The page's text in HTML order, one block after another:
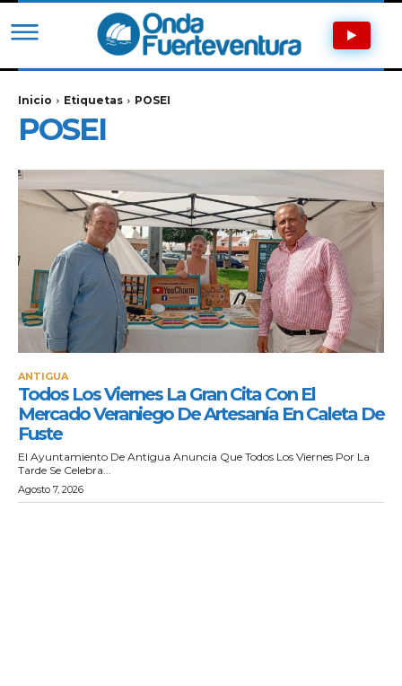
Inicio Etiquetas POSEI
POSEI
ANTIGUA
Todos Los Viernes La Gran Cita Con El
Mercado Veraniego De Artesanía En Caleta De
Fuste
El Ayuntamiento De Antigua Anuncia Que Todos Los Viernes Por La
Tarde Se Celebra...
Agosto 7, 2026